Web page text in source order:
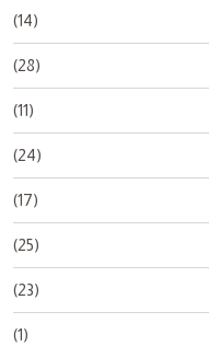
(14)
(28)
(11)
(24)
(17)
(25)
(23)
(1)